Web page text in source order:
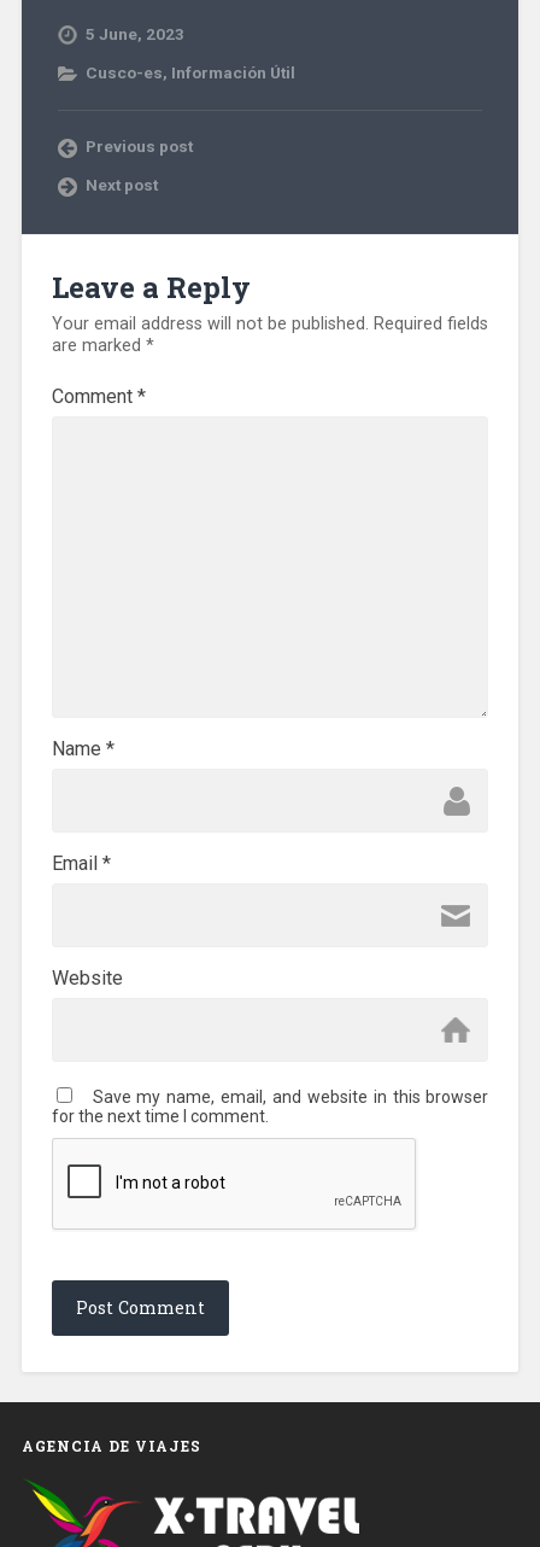
5 June, 2023
Cusco-es, Información Útil
Previous post
Next post
Leave a Reply
Your email address will not be published. Required fields
are marked *
Comment *
Name *
Email *
Website
Save my name, email, and website in this browser
for the next time I comment.
AGENCIA DE VIAJES